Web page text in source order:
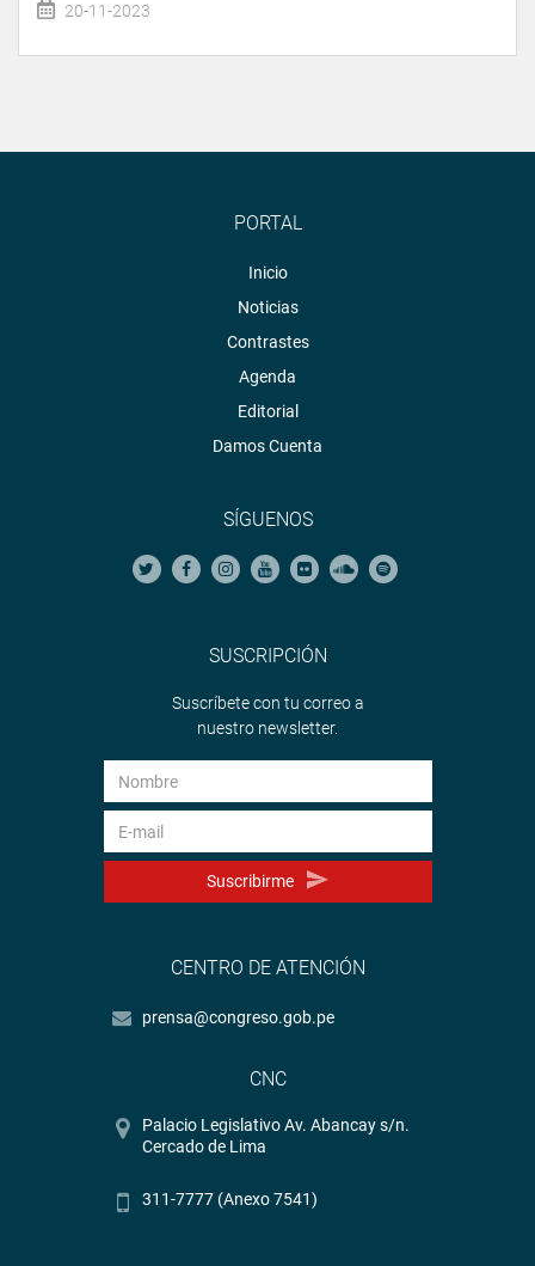
20-11-2023
PORTAL
Inicio
Noticias
Contrastes
Agenda
Editorial
Damos Cuenta
SÍGUENOS
SUSCRIPCIÓN
Suscríbete con tu correo a
nuestro newsletter.
Suscribirme
CENTRO DE ATENCIÓN
prensa@congreso.gob.pe
CNC
Palacio Legislativo Av. Abancay s/n.
Cercado de Lima
311-7777 (Anexo 7541)